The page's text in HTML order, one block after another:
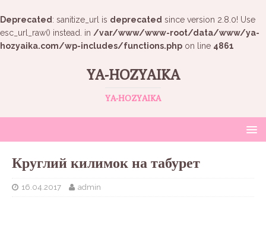
Deprecated : sanitize_url is deprecated since version 2.8.0! Use
esc_url_raw() instead. in /var/www/www-root/data/www/ya-
hozyaika.com/wp-includes/functions.php on line 4861
YA-HOZYAIKA
YA-HOZYAIKA
Круглий килимок на табурет
16.04.2017 admin